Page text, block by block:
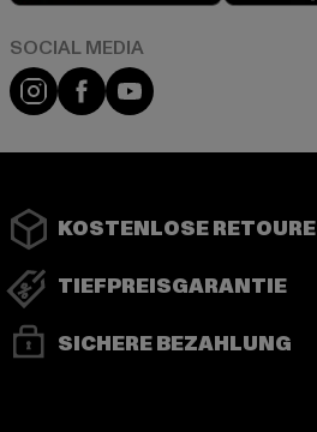
Instagram
FacebookYouTube
KOSTENLOSE RETOURE
TIEFPREISGARANTIE
SICHERE BEZAHLUNG